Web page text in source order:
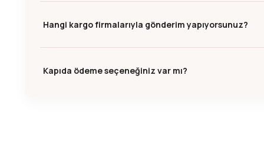
Hangi kargo firmalarıyla gönderim yapıyorsunuz?
Kapıda ödeme seçeneğiniz var mı?